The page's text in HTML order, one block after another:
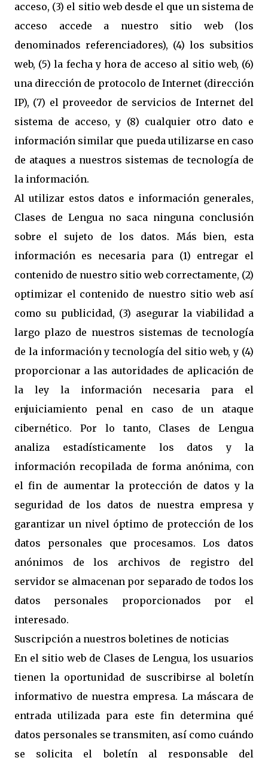
acceso, (3) el sitio web desde el que un sistema de
acceso accede a nuestro sitio web (los
denominados referenciadores), (4) los subsitios
web, (5) la fecha y hora de acceso al sitio web, (6)
una dirección de protocolo de Internet (dirección
IP), (7) el proveedor de servicios de Internet del
sistema de acceso, y (8) cualquier otro dato e
información similar que pueda utilizarse en caso
de ataques a nuestros sistemas de tecnología de
la información.
Al utilizar estos datos e información generales,
Clases de Lengua no saca ninguna conclusión
sobre el sujeto de los datos. Más bien, esta
información es necesaria para (1) entregar el
contenido de nuestro sitio web correctamente, (2)
optimizar el contenido de nuestro sitio web así
como su publicidad, (3) asegurar la viabilidad a
largo plazo de nuestros sistemas de tecnología
de la información y tecnología del sitio web, y (4)
proporcionar a las autoridades de aplicación de
la ley la información necesaria para el
enjuiciamiento penal en caso de un ataque
cibernético. Por lo tanto, Clases de Lengua
analiza estadísticamente los datos y la
información recopilada de forma anónima, con
el fin de aumentar la protección de datos y la
seguridad de los datos de nuestra empresa y
garantizar un nivel óptimo de protección de los
datos personales que procesamos. Los datos
anónimos de los archivos de registro del
servidor se almacenan por separado de todos los
datos personales proporcionados por el
interesado.
Suscripción a nuestros boletines de noticias
En el sitio web de Clases de Lengua, los usuarios
tienen la oportunidad de suscribirse al boletín
informativo de nuestra empresa. La máscara de
entrada utilizada para este fin determina qué
datos personales se transmiten, así como cuándo
se solicita el boletín al responsable del